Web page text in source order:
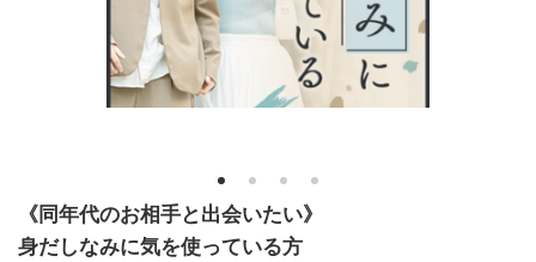
1 2 3 4
《同年代のお相手と出会いたい》
身だしなみに気を使っている方